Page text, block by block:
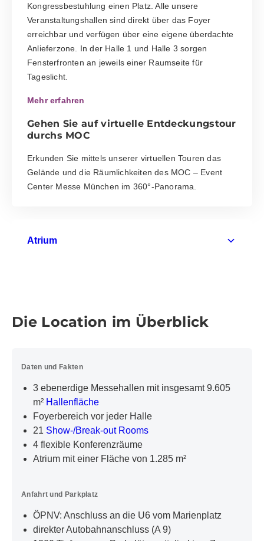
Kongressbestuhlung einen Platz. Alle unsere
Veranstaltungshallen sind direkt über das Foyer
erreichbar und verfügen über eine eigene überdachte
Anlieferzone. In der Halle 1 und Halle 3 sorgen
Fensterfronten an jeweils einer Raumseite für
Tageslicht.
Mehr erfahren
Gehen Sie auf virtuelle Entdeckungstour
durchs MOC
Erkunden Sie mittels unserer virtuellen Touren das
Gelände und die Räumlichkeiten des MOC – Event
Center Messe München im 360°-Panorama.
Atrium
Beeindrucken Sie bei Ihrer Veranstaltung im
Veranstaltungszentrum in München mit einer
Produktpräsentation, als Ausstellungs- oder
Cateringfläche: Unser Atrium lässt sich individuell an
Ihre Vorstellungen und Bedürfnisse anpassen. Das
Ambiente ist geprägt von einem hellen Marmorboden.
Das Atrium verfügt über direkten Zugang zum
Lastenaufzug und zur Anlieferzone.
Mehr erfahren
durchs MOC
Erkunden Sie mittels unserer virtuellen Touren das
Gelände und die Räumlichkeiten des MOC – Event
Die Location im Überblick
Daten und Fakten
3 ebenerdige Messehallen mit insgesamt 9.605
m² Hallenfläche
Foyerbereich vor jeder Halle
21 Show-/Break-out Rooms
4 flexible Konferenzräume
Atrium mit einer Fläche von 1.285 m²
Anfahrt und Parkplatz
ÖPNV: Anschluss an die U6 vom Marienplatz
direkter Autobahnanschluss (A 9)